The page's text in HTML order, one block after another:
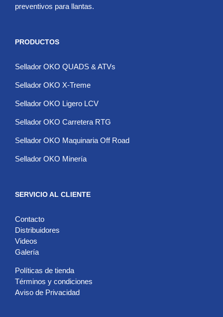
preventivos para llantas.
PRODUCTOS
Sellador OKO QUADS & ATVs
Sellador OKO X-Treme
Sellador OKO Ligero LCV
Sellador OKO Carretera RTG
Sellador OKO Maquinaria Off Road
Sellador OKO Minería
SERVICIO AL CLIENTE
Contacto
Distribuidores
Videos
Galería
Políticas de tienda
Términos y condiciones
Aviso de Privacidad